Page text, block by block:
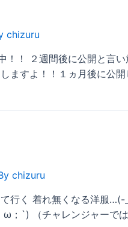
chizuru
！！ ２週間後に公開と言
ますよ！！１ヵ月後に公
chizuru
行く 着れ無くなる洋服
`) （チャレンジャーで